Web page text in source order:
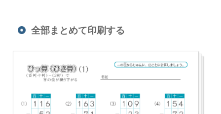
全部まとめて印刷する